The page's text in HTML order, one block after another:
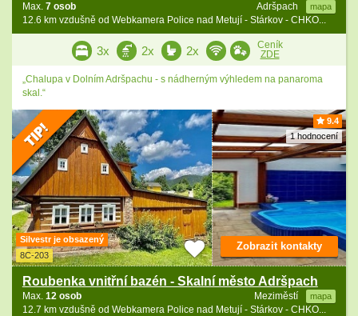
Adršpach mapa
Max. 7 osob
12.6 km vzdušně od Webkamera Police nad Metují - Stárkov - CHKO...
3x 2x 2x
Ceník
ZDE
„Chalupa v Dolním Adršpachu - s nádherným výhledem na panaroma
skal.“
9.4
1 hodnocení
Silvestr je obsazený
8C-203
Roubenka vnitřní bazén - Skalní město Adršpach
Meziměstí mapa
Max. 12 osob
12.7 km vzdušně od Webkamera Police nad Metují - Stárkov - CHKO...
Zobrazit kontakty